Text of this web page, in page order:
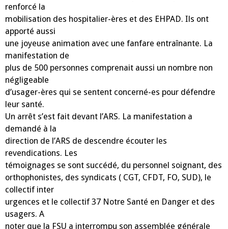
renforcé la
mobilisation des hospitalier-ères et des EHPAD. Ils ont
apporté aussi
une joyeuse animation avec une fanfare entraînante. La
manifestation de
plus de 500 personnes comprenait aussi un nombre non
négligeable
d’usager-ères qui se sentent concerné-es pour défendre
leur santé.
Un arrêt s’est fait devant l’ARS. La manifestation a
demandé à la
direction de l’ARS de descendre écouter les
revendications. Les
témoignages se sont succédé, du personnel soignant, des
orthophonistes, des syndicats ( CGT, CFDT, FO, SUD), le
collectif inter
urgences et le collectif 37 Notre Santé en Danger et des
usagers. A
noter que la FSU a interrompu son assemblée générale